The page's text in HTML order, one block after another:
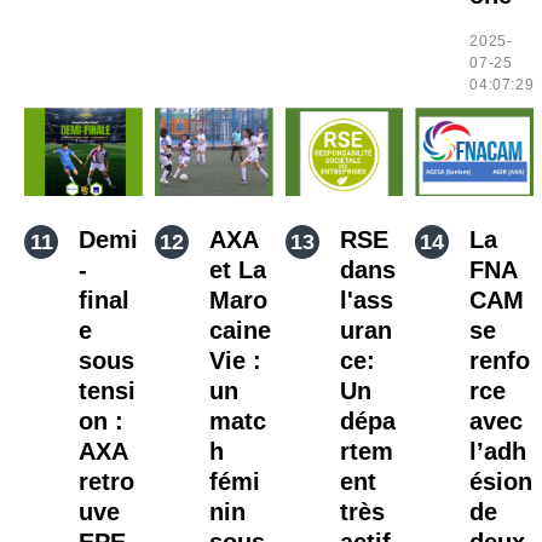
2025-
07-25
04:07:29
Demi
-
final
e
sous
tensi
on :
AXA
retro
uve
AXA
et La
Maro
caine
Vie :
un
matc
h
fémi
nin
RSE
dans
l'ass
uran
ce:
Un
dépa
rtem
ent
très
La
FNA
CAM
se
renfo
rce
avec
l’adh
ésion
de